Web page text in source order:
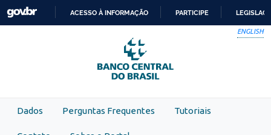
Skip to main content
PARA
O
CONTEÚDO
ACESSO À INFORMAÇÃO PARTICIPE
ENGLISH
Dados Perguntas Frequentes Tutoriais